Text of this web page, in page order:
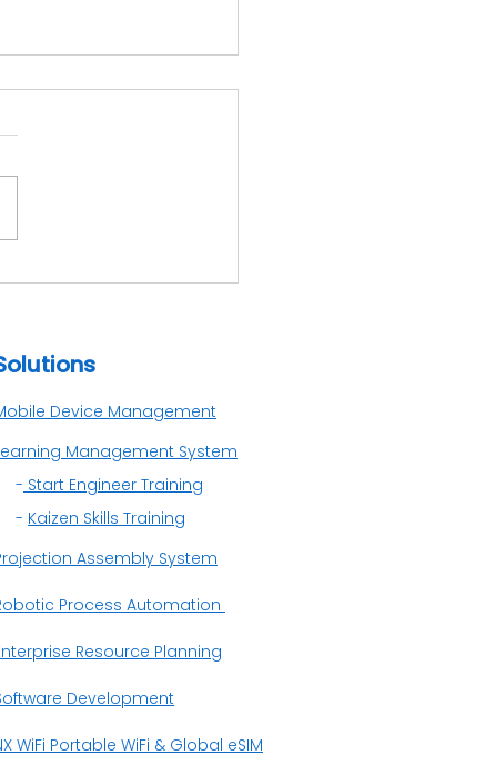
ERP dan
Device Management
Management System
- Start Engineer Training
- Kaizen Skills Training
Assembly System
Process Automation
Resource Planning
Development
WiFi Portable WiFi & Global eSIM